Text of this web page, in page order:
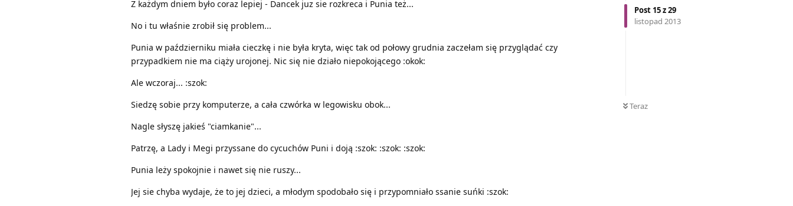
Post 15z29
listopad 2013
Teraz
Z każdym dniem było coraz lepiej - Dancek juz sie rozkreca i Punia też...
No i tu właśnie zrobił się problem...
Punia w październiku miała cieczkę i nie była kryta, więc tak od połowy grudnia zaczełam się przyglądać czy
przypadkiem nie ma ciąży urojonej. Nic się nie działo niepokojącego :okok:
Ale wczoraj... :szok:
Siedzę sobie przy komputerze, a cała czwórka w legowisku obok...
Nagle słyszę jakieś "ciamkanie"...
Patrzę, a Lady i Megi przyssane do cycuchów Puni i doją :szok: :szok: :szok:
Punia leży spokojnie i nawet się nie ruszy...
Jej sie chyba wydaje, że to jej dzieci, a młodym spodobało się i przypomniało ssanie suńki :szok: